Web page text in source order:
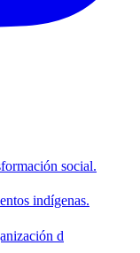
social.
indígenas.
d